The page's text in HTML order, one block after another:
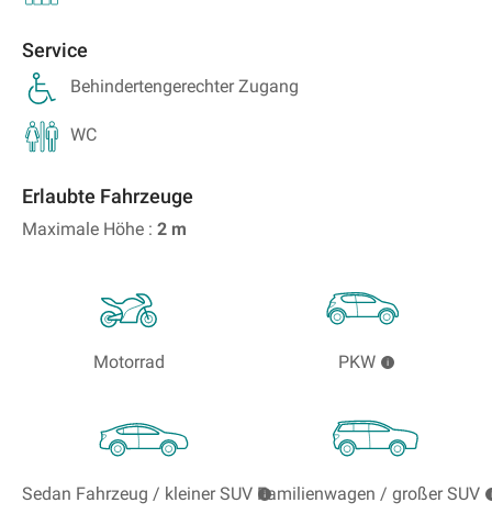
Service
Behindertengerechter Zugang
WC
Erlaubte Fahrzeuge
Maximale Höhe : 2 m
Motorrad PKW
Sedan Fahrzeug / kleiner SUV Familienwagen / großer SUV